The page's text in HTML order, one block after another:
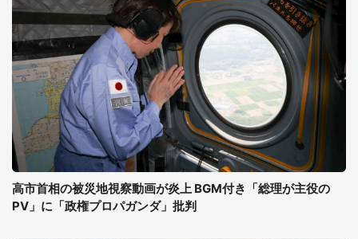
高市首相の被災地視察動画が炎上 BGM付き「総理が主役の
PV」に「政権プロパガンダ」批判